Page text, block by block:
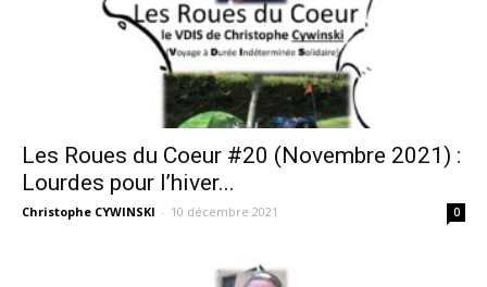
Les Roues du Coeur #20 (Novembre 2021) :
Lourdes pour l’hiver...
Christophe CYWINSKI - 10 décembre 2021 0